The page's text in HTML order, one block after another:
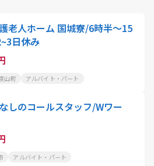
老人ホーム 国城寮/6時半～15
日休み
山町 アルバイト・パート
しのコールスタッフ/Wワー
アルバイト・パート